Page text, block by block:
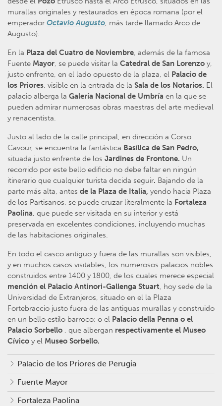
murallas originales y restaurados en época romana (por el
emperador Octavio Augusto, más tarde llamado Arco de
Augusto).
En la Plaza del Cuatro de Noviembre, además de la famosa
Fuente Mayor, se puede visitar la Catedral de San Lorenzo y,
justo enfrente, en el lado opuesto de la plaza, el Palacio de
los Priores, visible en la entrada de la Sala de los Notarios. El
palacio alberga la Galería Nacional de Umbría en la que se
pueden admirar numerosas obras maestras del arte medieval
y renacentista.
Justo al lado de la calle principal, en dirección a Corso
Cavour, se encuentra la fantástica Basílica de San Pedro,
situada justo enfrente de los Jardines de Frontone. Un
recorrido por este bello edificio no debe faltar en ningún
itinerario que cualquier turista decida seguir. Bajando de la
parte más alta, antes de la Plaza de Italia, yendo hacia Plaza
de los Partisanos, se puede cruzar literalmente la Fortaleza
Paolina, que puede ser visitada en su interior y está
preservada en excelentes condiciones, incluyendo muchas
de las habitaciones originales.
En todo el casco antiguo y fuera de las murallas son visibles,
y en muchos casos visitables, los numerosos palacios nobles
construidos entre 1400 y 1800, de los cuales merece especial
mención el Palacio Antinori-Gallenga Stuart, hoy sede de la
Universidad de Extranjeros, situado en el la Plaza
Fortebraccio justo fuera de las antiguas murallas y construido
en un bello estilo barroco; o el Palacio della Penna o el
Palacio Sorbello , que albergan respectivamente el Museo
Cívico y el Museo Sorbello.
Palacio de los Priores de Perugia
Fuente Mayor
Fortaleza Paolina